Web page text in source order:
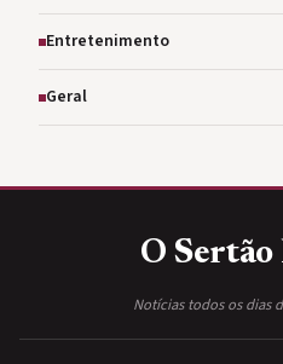
Entretenimento
Geral
O Sertão
Notícias todos os dias